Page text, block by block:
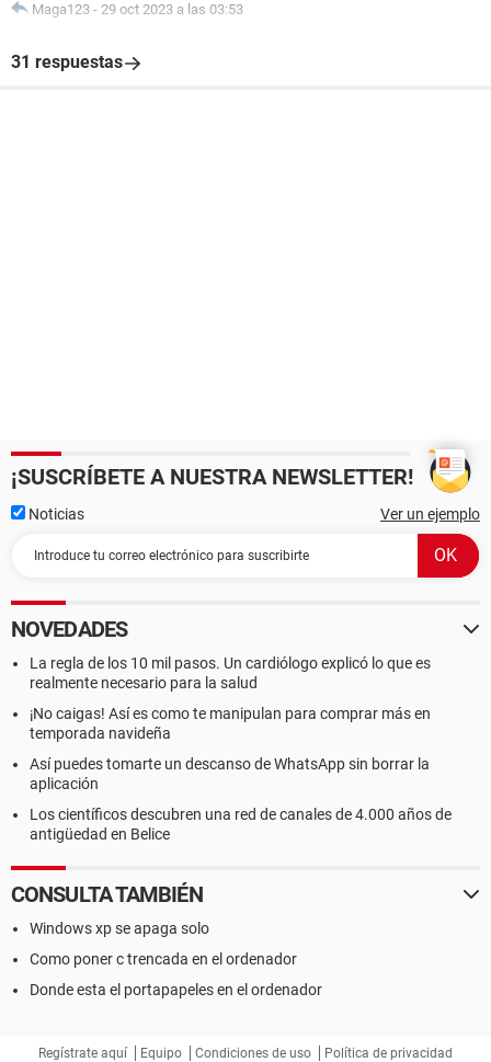
Maga123 - 29 oct 2023 a las 03:53
31 respuestas
¡SUSCRÍBETE A NUESTRA NEWSLETTER!
Noticias Ver un ejemplo
NOVEDADES
La regla de los 10 mil pasos. Un cardiólogo explicó lo que es
realmente necesario para la salud
¡No caigas! Así es como te manipulan para comprar más en
temporada navideña
Así puedes tomarte un descanso de WhatsApp sin borrar la
aplicación
Los científicos descubren una red de canales de 4.000 años de
antigüedad en Belice
CONSULTA TAMBIÉN
Windows xp se apaga solo
Como poner c trencada en el ordenador
Donde esta el portapapeles en el ordenador
Regístrate aquí Equipo Condiciones de uso Política de privacidad